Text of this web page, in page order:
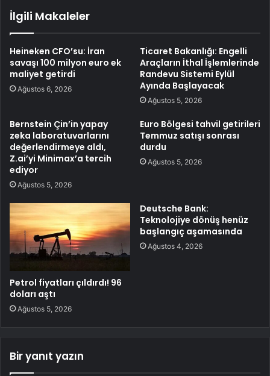
İlgili Makaleler
Heineken CFO’su: İran
savaşı 100 milyon euro ek
maliyet getirdi
Ağustos 6, 2026
Ticaret Bakanlığı: Engelli
Araçların İthal İşlemlerinde
Randevu Sistemi Eylül
Ayında Başlayacak
Ağustos 5, 2026
Bernstein Çin’in yapay
zeka laboratuvarlarını
değerlendirmeye aldı,
Z.ai’yi Minimax’a tercih
ediyor
Ağustos 5, 2026
Euro Bölgesi tahvil getirileri
Temmuz satışı sonrası
durdu
Ağustos 5, 2026
Petrol fiyatları çıldırdı! 96
doları aştı
Ağustos 5, 2026
Deutsche Bank:
Teknolojiye dönüş henüz
başlangıç aşamasında
Ağustos 4, 2026
Bir yanıt yazın